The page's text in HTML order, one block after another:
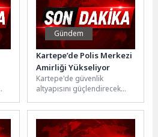
Gündem
Kartepe’de Polis Merkezi
Amirliği Yükseliyor
Kartepe'de güvenlik
altyapısını güçlendirecek
projesinde çalışmalar tüm
hızıyla devam ediyor.
Kartepe Belediye...